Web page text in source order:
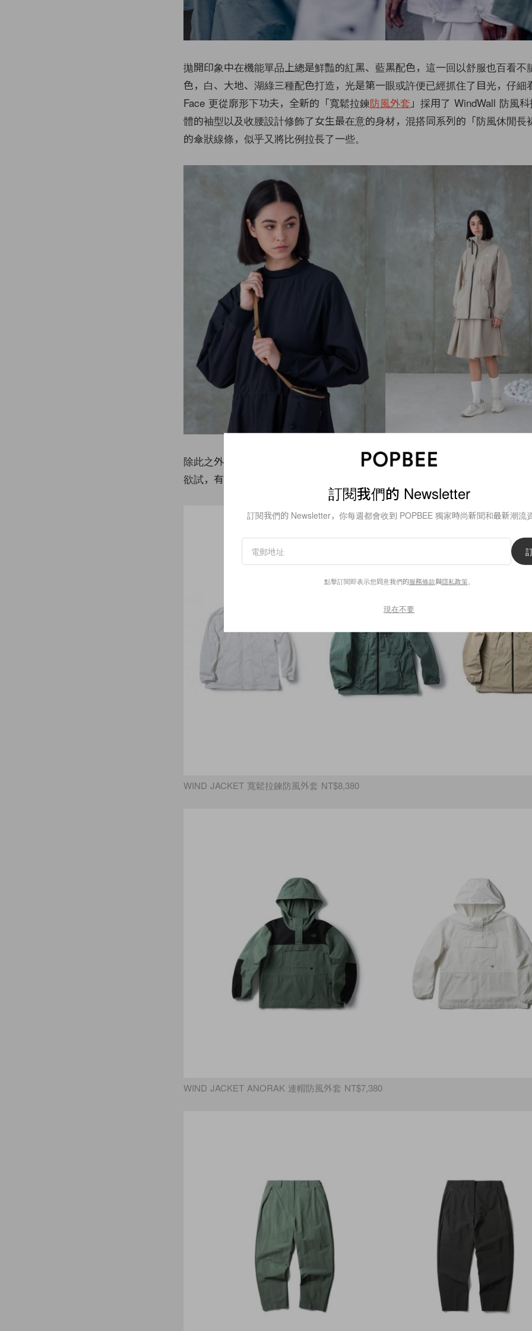
拋開印象中在機能單品上總是鮮豔的紅黑、藍黑配色，這一回以舒服也百看不
色，白、大地、湖綠三種配色打造，光是第一眼或許便已經抓住了目光，仔細
Face 更從廓形下功夫，全新的「寬鬆拉鍊防風外套 」採用了 WindWall 防風
體的袖型以及收腰設計修飾了女生最在意的身材，混搭同系列的「防風休閒長
的傘狀線條，似乎又將比例拉長了一些。
除此之外，此系列亦包括了褲裝、洋裝、迷你手袋，儘管品項不多，不過絕對
欲試，有興趣的朋友不妨可以至各個店舖，也包括了
WIND JACKET 寬鬆拉鍊防風外套 NT$8,380
WIND JACKET ANORAK 連帽防風外套 NT$7,380
訂閱我們的 Newsletter
訂閱我們的 Newsletter，你每週都會收到 POPBEE 獨家時尚新聞和最新潮流
點擊訂閱即表示您同意我們的服務條款與隱私政策。
現在不要